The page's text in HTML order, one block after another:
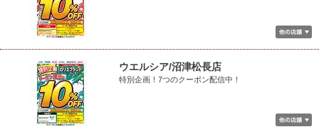
ウエルシア/沼津松長店
特別企画！7つのクーポン配信中！